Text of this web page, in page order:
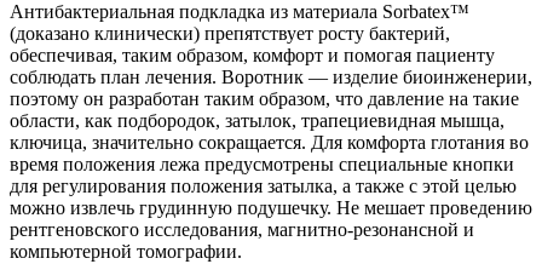
Антибактериальная подкладка из материала Sorbatex™
(доказано клинически) препятствует росту бактерий,
обеспечивая, таким образом, комфорт и помогая пациенту
соблюдать план лечения. Воротник — изделие биоинженерии,
поэтому он разработан таким образом, что давление на такие
области, как подбородок, затылок, трапециевидная мышца,
ключица, значительно сокращается. Для комфорта глотания во
время положения лежа предусмотрены специальные кнопки
для регулирования положения затылка, а также с этой целью
можно извлечь грудинную подушечку. Не мешает проведению
рентгеновского исследования, магнитно-резонансной и
компьютерной томографии.